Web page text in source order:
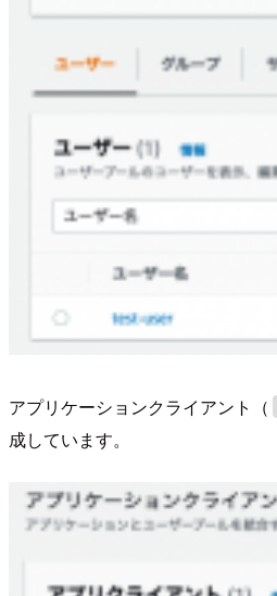
アプリケーションクライアント（
成しています。